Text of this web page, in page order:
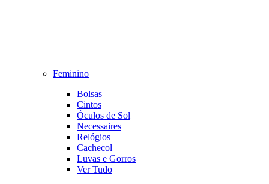
Feminino
Bolsas
Cintos
Óculos de Sol
Necessaires
Relógios
Cachecol
Luvas e Gorros
Ver Tudo